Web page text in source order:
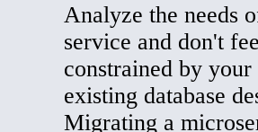
Analyze the needs
service and don't
constrained by your
existing database
Migrating a